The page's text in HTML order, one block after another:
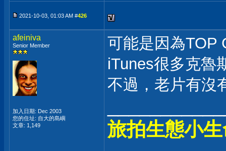
2021-10-03, 01:03 AM #426
afeiniva
Senior Member
加入日期: Dec 2003
您的住址: 自大的島嶼
文章: 1,149
可能是因為TOP
iTunes很多克魯
不過，老片有沒
旅拍生態小